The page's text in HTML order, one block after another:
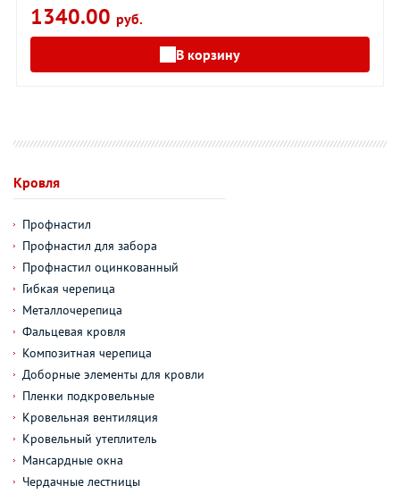
1340.00 руб.
В корзину
Кровля
Профнастил
Профнастил для забора
Профнастил оцинкованный
Гибкая черепица
Металлочерепица
Фальцевая кровля
Композитная черепица
Доборные элементы для кровли
Пленки подкровельные
Кровельная вентиляция
Кровельный утеплитель
Мансардные окна
Чердачные лестницы